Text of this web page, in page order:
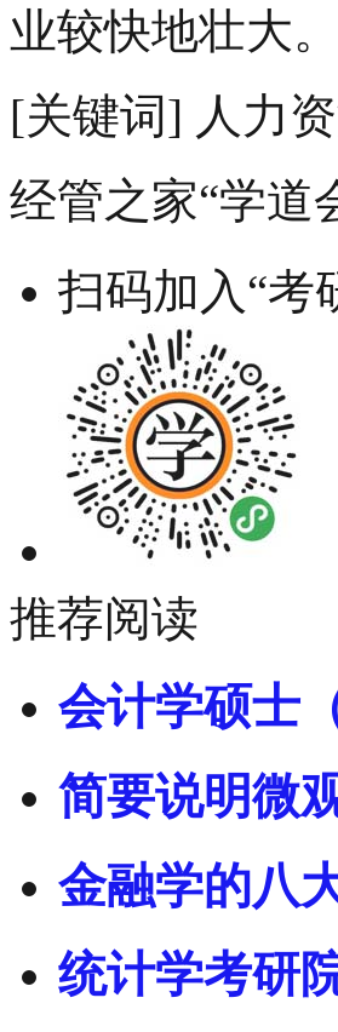
业较快地壮大。
[关键词] 人力
经管之家“学道
扫码加入“考
推荐阅读
会计学硕士
简要说明微
金融学的八
统计学考研